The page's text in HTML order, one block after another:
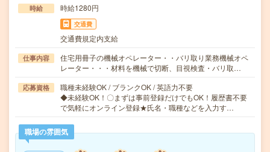
時給 時給1280円
交通費
交通費規定内支給
仕事内容
住宅用冊子の機械オペレーター・・バリ取り業務機械オペ
レーター・・・材料を機械で切断、目視検査・バリ取…
応募資格
職種未経験OK / ブランクOK / 英語力不要
◆未経験OK！〇まずは事前登録だけでもOK！履歴書不要
で気軽にオンライン登録★氏名・職種などを入力す…
職場の雰囲気